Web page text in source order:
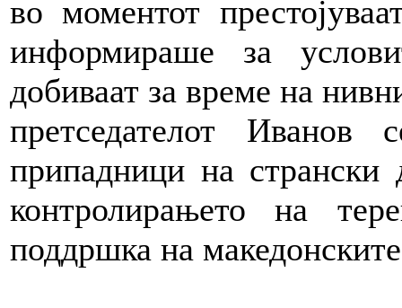
во моментот
информираше за
добиваат за време на
претседателот
припадници на
контролирањето на
поддршка на